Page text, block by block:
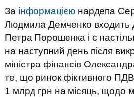
За інформацією нардепа
Людмила Демченко входить
Петра Порошенка і є
на наступний день після
міністра фінансів
те, що ринок фіктивного ПДВ
1 млрд грн на місяць, щодо